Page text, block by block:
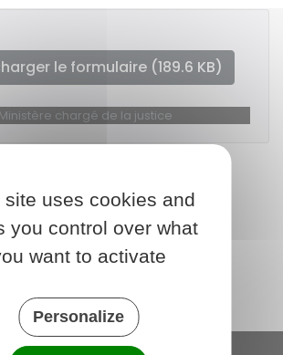
le formulaire (189.6 KB)
Ministère chargé de la justice
site uses cookies and
you control over what
want to activate
Personalize